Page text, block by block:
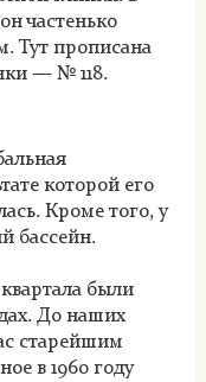
частенько
Тут прописана
— № 118.
которой его
Кроме того, у
бассейн.
были
До наших
старейшим
в 1960 году